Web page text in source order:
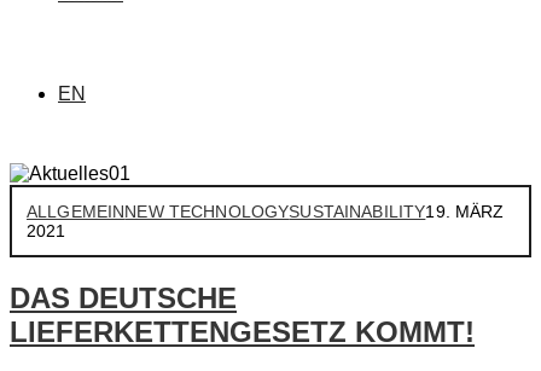
EN
ALLGEMEINNEW TECHNOLOGYSUSTAINABILITY19. MÄRZ
2021
DAS DEUTSCHE
LIEFERKETTENGESETZ KOMMT!